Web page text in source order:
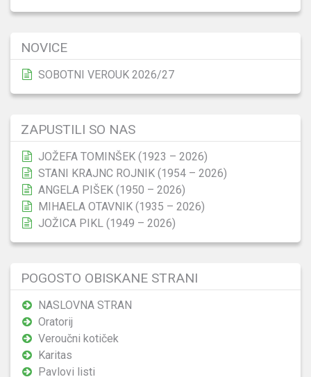
NOVICE
SOBOTNI VEROUK 2026/27
ZAPUSTILI SO NAS
JOŽEFA TOMINŠEK (1923 – 2026)
STANI KRAJNC ROJNIK (1954 – 2026)
ANGELA PIŠEK (1950 – 2026)
MIHAELA OTAVNIK (1935 – 2026)
JOŽICA PIKL (1949 – 2026)
POGOSTO OBISKANE STRANI
NASLOVNA STRAN
Oratorij
Veroučni kotiček
Karitas
Pavlovi listi